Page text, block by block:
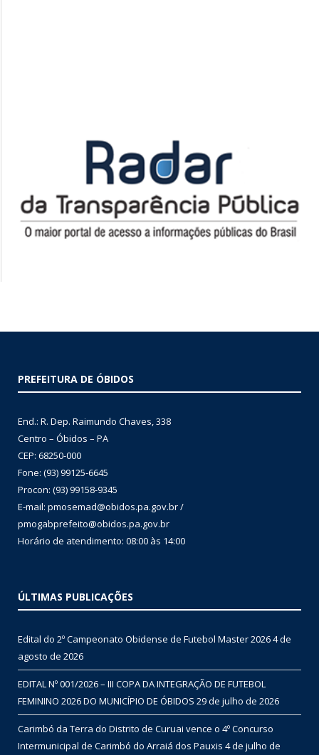
PREFEITURA DE ÓBIDOS
End.: R. Dep. Raimundo Chaves, 338
Centro – Óbidos – PA
CEP: 68250-000
Fone: (93) 99125-6645
Procon: (93) 99158-9345
E-mail: pmosemad@obidos.pa.gov.br /
pmogabprefeito@obidos.pa.gov.br
Horário de atendimento: 08:00 às 14:00
ÚLTIMAS PUBLICAÇÕES
Edital do 2º Campeonato Obidense de Futebol Master 20264 de
agosto de 2026
EDITAL Nº 001/2026 – III COPA DA INTEGRAÇÃO DE FUTEBOL
FEMININO 2026 DO MUNICÍPIO DE ÓBIDOS 29 de julho de 2026
Carimbó da Terra do Distrito de Curuai vence o 4º Concurso
Intermunicipal de Carimbó do Arraiá dos Pauxis 4 de julho de